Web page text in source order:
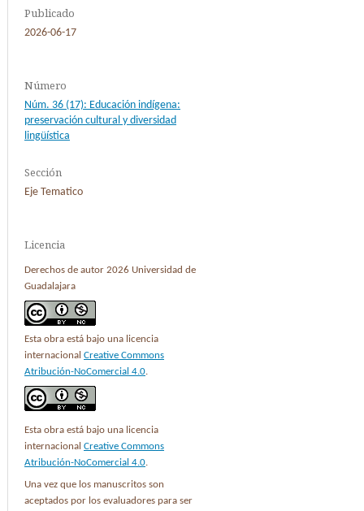
Publicado
2026-06-17
Número
Núm. 36 (17): Educación indígena:
preservación cultural y diversidad
lingüística
Sección
Eje Tematico
Licencia
Derechos de autor 2026 Universidad de
Guadalajara
Esta obra está bajo una licencia
internacional Creative Commons
Atribución-NoComercial 4.0.
Esta obra está bajo una licencia
internacional Creative Commons
Atribución-NoComercial 4.0.
Una vez que los manuscritos son
aceptados por los evaluadores para ser